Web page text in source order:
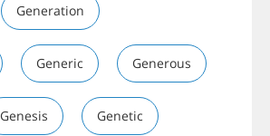
Generation
Generic Generous
Genesis Genetic